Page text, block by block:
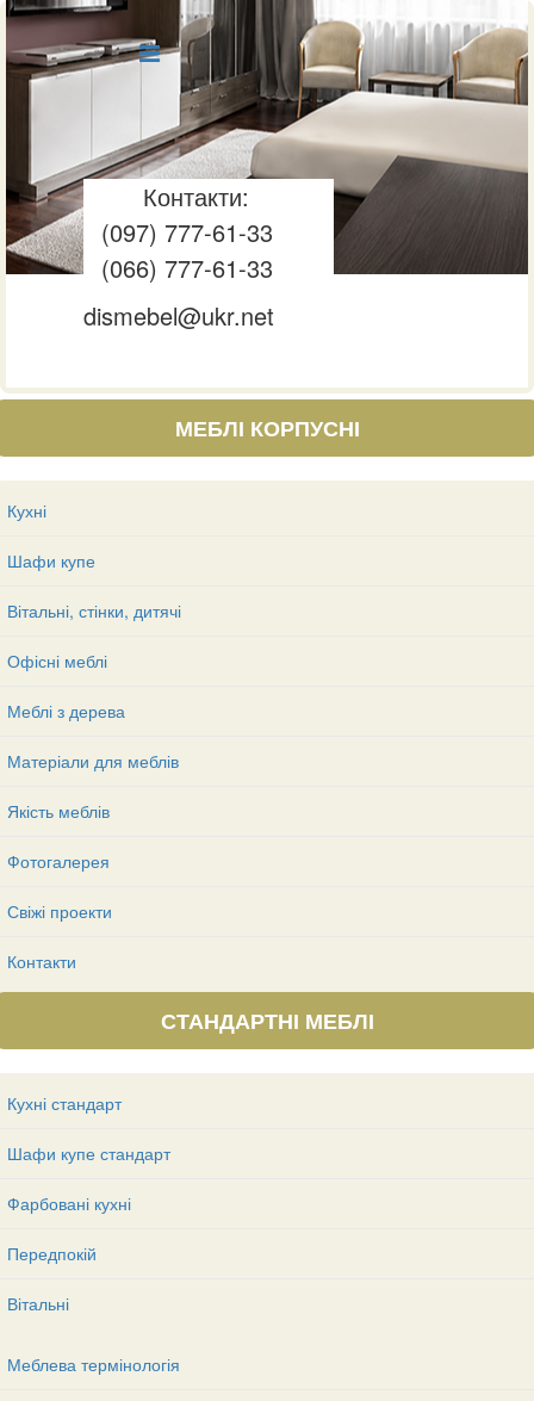
Контакти:
(097) 777-61-33
(066) 777-61-33
dismebel@ukr.net
МЕБЛІ КОРПУСНІ
Кухні
Шафи купе
Вітальні, стінки, дитячі
Офісні меблі
Меблі з дерева
Матеріали для меблів
Якість меблів
Фотогалерея
Свіжі проекти
Контакти
СТАНДАРТНІ МЕБЛІ
Кухні стандарт
Шафи купе стандарт
Фарбовані кухні
Передпокій
Вітальні
Меблева термінологія